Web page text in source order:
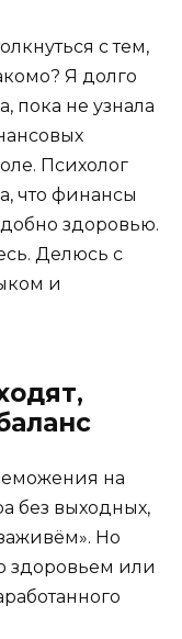
с тем,
Я долго
пока не узнала
Психолог
что финансы
здоровью.
Делюсь с
и
на
без выходных,
Но
здоровьем или